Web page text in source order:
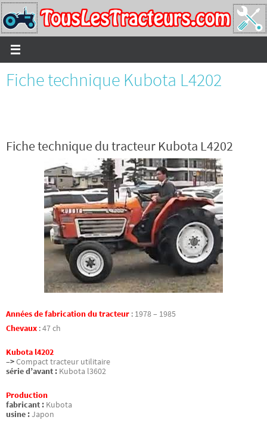
Passer
vers
le
contenu
Fiche technique Kubota L4202
Fiche technique du tracteur Kubota L4202
Années de fabrication du tracteur : 1978 – 1985
Chevaux :47 ch
Kubota l4202
–>Compact tracteur utilitaire
série d’avant : Kubota l3602
Production
fabricant : Kubota
usine :Japon